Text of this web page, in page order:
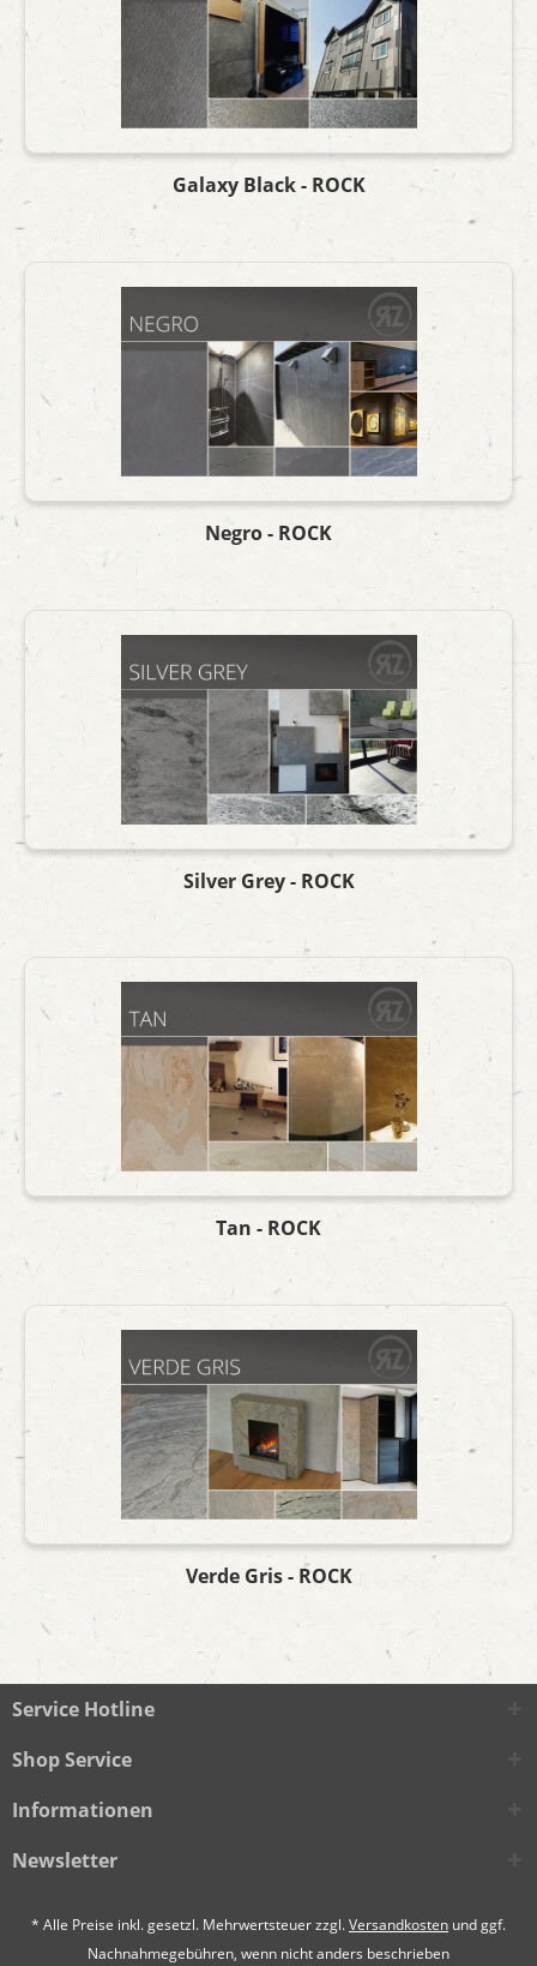
Galaxy Black - ROCK
Negro - ROCK
Silver Grey - ROCK
Tan - ROCK
Verde Gris - ROCK
Service Hotline
Shop Service
Informationen
Newsletter
* Alle Preise inkl. gesetzl. Mehrwertsteuer zzgl.Versandkosten und ggf.
Nachnahmegebühren, wenn nicht anders beschrieben